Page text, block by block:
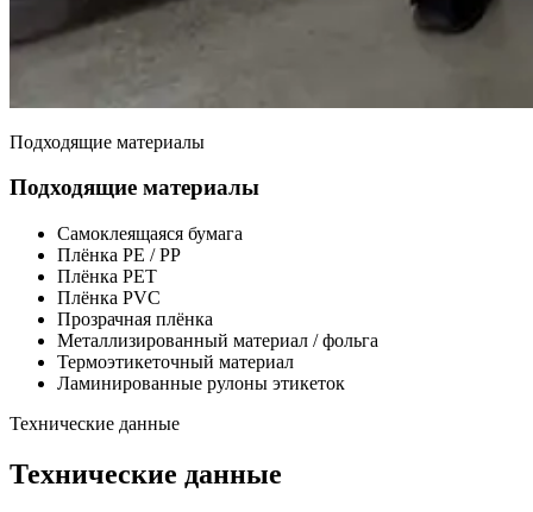
Подходящие материалы
Подходящие материалы
Самоклеящаяся бумага
Плёнка PE / PP
Плёнка PET
Плёнка PVC
Прозрачная плёнка
Металлизированный материал / фольга
Термоэтикеточный материал
Ламинированные рулоны этикеток
Технические данные
Технические данные